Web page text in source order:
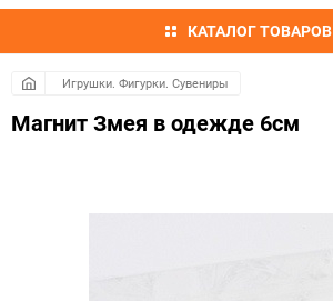
КАТАЛОГ ТОВАРОВ
Игрушки. Фигурки. Сувениры
Магнит Змея в одежде 6см